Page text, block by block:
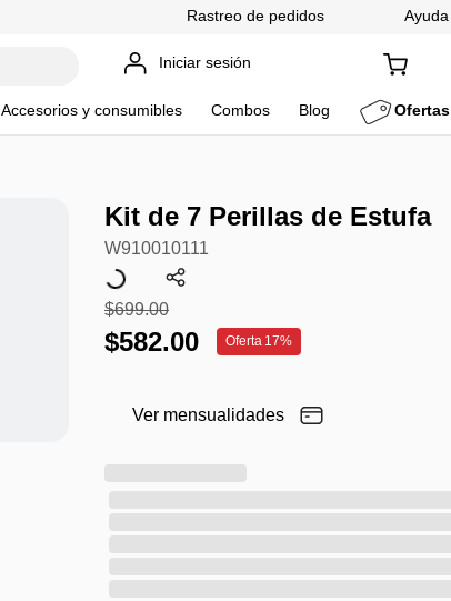
Rastreo de pedidos Ayuda
Iniciar sesión
Accesorios y consumibles Combos Blog Ofertas
Kit de 7 Perillas de Estufa
W910010111
$699.00
$582.00 Oferta 17%
Ver mensualidades